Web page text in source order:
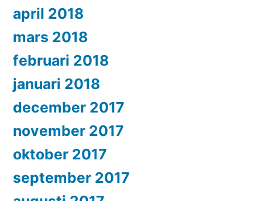
april 2018
mars 2018
februari 2018
januari 2018
december 2017
november 2017
oktober 2017
september 2017